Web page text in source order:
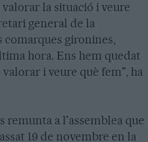
la situació i veure
general de la
comarques gironines,
hora. Ens hem quedat
i veure què fem", ha
a l'assemblea que
19 de novembre en la